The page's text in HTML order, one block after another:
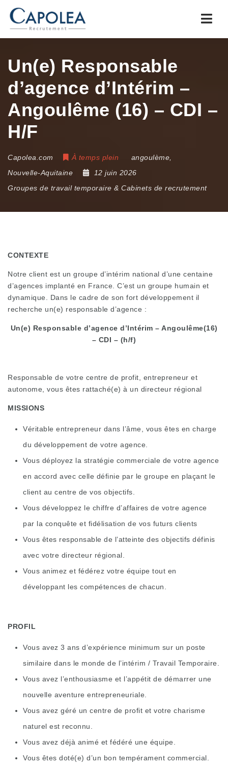
Un(e) Responsable
d’agence d’Intérim –
Angoulême (16) – CDI –
H/F
Capolea.com À temps plein angoulème
Nouvelle-Aquitaine
12 juin 2026
Groupes de travail temporaire & Cabinets de recrutement
CONTEXTE
Notre client est un groupe d’intérim national d’une centaine
d’agences implanté en France. C’est un groupe humain et
dynamique. Dans le cadre de son fort développement il
recherche un(e) responsable d’agence :
Un(e) Responsable d’agence d’Intérim – Angoulême(16)
– CDI – (h/f)
Responsable de votre centre de profit, entrepreneur et
autonome, vous êtes rattaché(e) à un directeur régional
MISSIONS
Véritable entrepreneur dans l’âme, vous êtes en charge
du développement de votre agence.
Vous déployez la stratégie commerciale de votre agence
en accord avec celle définie par le groupe en plaçant le
client au centre de vos objectifs.
Vous développez le chiffre d’affaires de votre agence
par la conquête et fidélisation de vos futurs clients
Vous êtes responsable de l’atteinte des objectifs définis
avec votre directeur régional.
Vous animez et fédérez votre équipe tout en
développant les compétences de chacun.
PROFIL
Vous avez 3 ans d’expérience minimum sur un poste
similaire dans le monde de l’intérim / Travail Temporaire.
Vous avez l’enthousiasme et l’appétit de démarrer une
nouvelle aventure entrepreneuriale.
Vous avez géré un centre de profit et votre charisme
naturel est reconnu.
Vous avez déjà animé et fédéré une équipe.
Vous êtes doté(e) d’un bon tempérament commercial.